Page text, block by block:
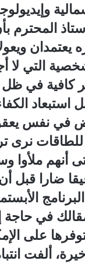
المحترم
يعتمدان
التي لا
كافية في ظل
استبعاد
في نفس
نرى
أنهم ملأوا
ضارا قبل
في
على
ألفت